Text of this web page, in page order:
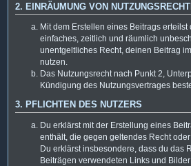
2. EINRÄUMUNG VON
Mit dem Erstellen eines Beitrags
einfaches, zeitlich und räumlich
unentgeltliches Recht, deinen Beitrag
nutzen.
Das Nutzungsrecht nach Punkt 2,
Kündigung des Nutzungsvertrages
3. PFLICHTEN DES NUTZERS
Du erklärst mit der Erstellung eines
enthält, die gegen geltendes Recht
Du erklärst insbesondere, dass du das
Beiträgen verwendeten Links und